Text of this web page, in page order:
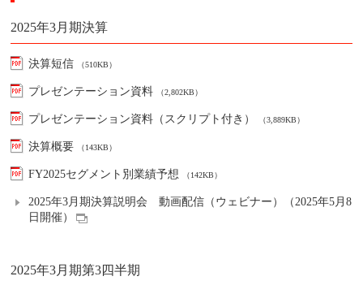
2025年3月期決算
決算短信 （510KB）
プレゼンテーション資料 （2,802KB）
プレゼンテーション資料（スクリプト付き） （3,889KB）
決算概要 （143KB）
FY2025セグメント別業績予想 （142KB）
2025年3月期決算説明会 動画配信（ウェビナー）（2025年5月8
日開催）
2025年3月期第3四半期